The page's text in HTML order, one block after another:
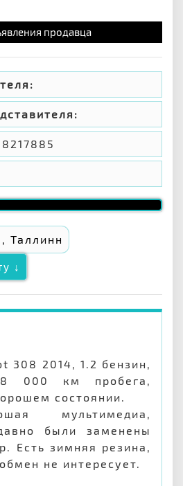
продавца
Таллинн
↓
308 2014, 1.2 бензин,
000 км пробега,
состоянии.
мультимедиа,
были заменены
Есть зимняя резина,
не интересует.